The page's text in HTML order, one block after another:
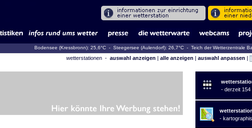
Bodensee (Kressbronn): 25,6°C - Steegersee (Aulendorf): 26,7°C - Teich der Wetterzentrale
wetterstationen - auswahl anzeigen | alle anzeigen | auswahl anpassen |
- derzeit 154
-